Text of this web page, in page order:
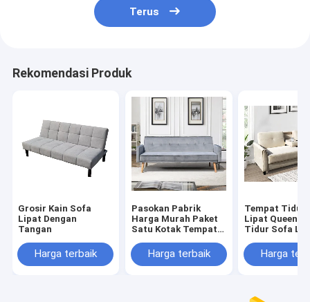
Terus
Rekomendasi Produk
Grosir Kain Sofa
Lipat Dengan
Tangan
Harga terbaik
Pasokan Pabrik
Harga Murah Paket
Satu Kotak Tempat
Kain Modern Untuk
Perabotan Ruang
Harga terbaik
Tempat Tidur
Lipat Queen,
Tidur Sofa
Disimpan,
Harga